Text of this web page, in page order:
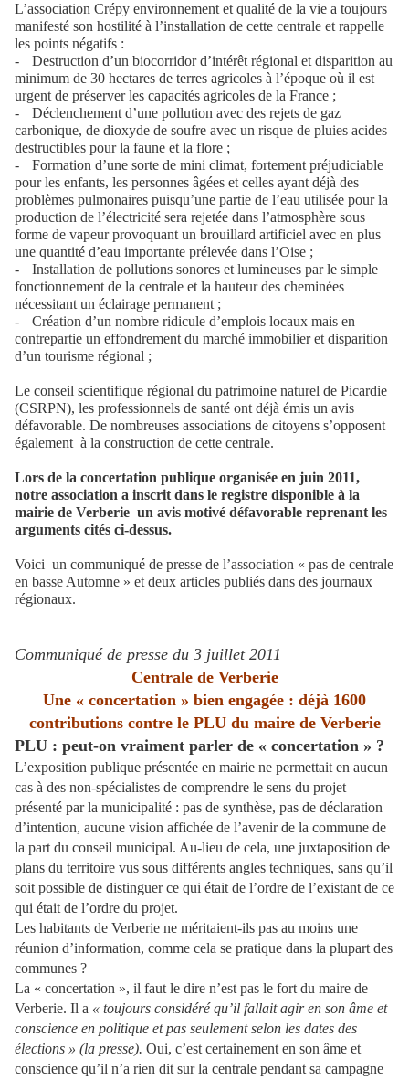
L’association Crépy environnement et qualité de la vie a toujours
manifesté son hostilité à l’installation de cette centrale et rappelle
les points négatifs :
-
Destruction d’un biocorridor d’intérêt régional et disparition au
minimum de 30 hectares de terres agricoles à l’époque où il est
urgent de préserver les capacités agricoles de la France ;
-
Déclenchement d’une pollution avec des rejets de gaz
carbonique, de dioxyde de soufre avec un risque de pluies acides
destructibles pour la faune et la flore ;
-
Formation d’une sorte de mini climat, fortement préjudiciable
pour les enfants, les personnes âgées et celles ayant déjà des
problèmes pulmonaires puisqu’une partie de l’eau utilisée pour la
production de l’électricité sera rejetée dans l’atmosphère sous
forme de vapeur provoquant un brouillard artificiel avec en plus
une quantité d’eau importante prélevée dans l’Oise ;
-
Installation de pollutions sonores et lumineuses par le simple
fonctionnement de la centrale et la hauteur des cheminées
nécessitant un éclairage permanent ;
-
Création d’un nombre ridicule d’emplois locaux mais en
contrepartie un effondrement du marché immobilier et disparition
d’un tourisme régional ;
Le conseil scientifique régional du patrimoine naturel de Picardie
(CSRPN), les professionnels de santé ont déjà émis un avis
défavorable. De nombreuses associations de citoyens s’opposent
également à la construction de cette centrale.
Lors de la concertation publique organisée en juin 2011,
notre association a inscrit dans le registre disponible à la
mairie de Verberie un avis motivé défavorable reprenant les
arguments cités ci-dessus.
Voici un communiqué de presse de l’association « pas de centrale
en basse Automne » et deux articles publiés dans des journaux
régionaux.
Communiqué de presse du 3 juillet 2011
Centrale de Verberie
Une « concertation » bien engagée : déjà 1600
contributions contre le PLU du maire de Verberie
PLU : peut-on vraiment parler de « concertation » ?
L’exposition publique présentée en mairie ne permettait en aucun
cas à des non-spécialistes de comprendre le sens du projet
présenté par la municipalité : pas de synthèse, pas de déclaration
d’intention, aucune vision affichée de l’avenir de la commune de
la part du conseil municipal. Au-lieu de cela, une juxtaposition de
plans du territoire vus sous différents angles techniques, sans qu’il
soit possible de distinguer ce qui était de l’ordre de l’existant de ce
qui était de l’ordre du projet.
Les habitants de Verberie ne méritaient-ils pas au moins une
réunion d’information, comme cela se pratique dans la plupart des
communes ?
La « concertation », il faut le dire n’est pas le fort du maire de
Verberie. Il a « toujours considéré qu’il fallait agir en son âme et
conscience en politique et pas seulement selon les dates des
élections » (la presse). Oui, c’est certainement en son âme et
conscience qu’il n’a rien dit sur la centrale pendant sa campagne